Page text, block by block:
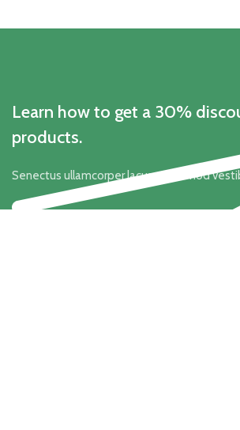
Learn how to get a 30%
products.
Senectus ullamcorper lacus a euismod